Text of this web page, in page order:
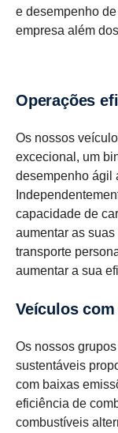
e desempenho
empresa além
Opera­ções
Os nossos
excecional, um
desempenho ágil
capacidade de
aumentar as
transporte
aumentar a sua
Veículos
Os nossos
sustentáveis
com baixas
eficiência de
combustíveis